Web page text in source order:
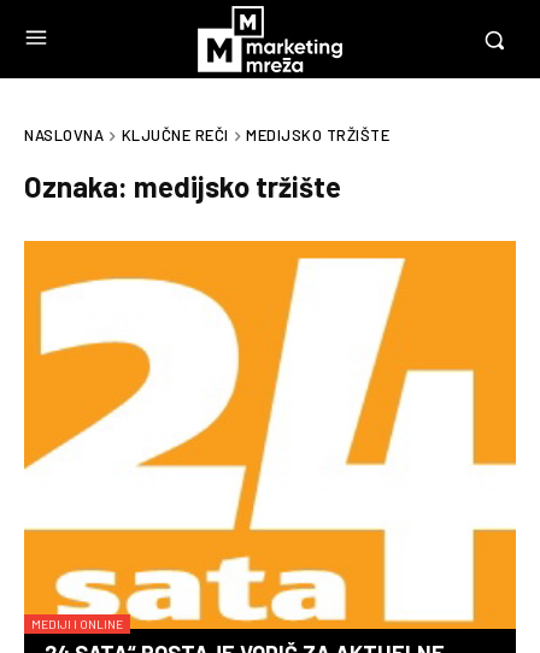
NASLOVNA KLJUČNE REČI MEDIJSKO TRŽIŠTE
Oznaka: medijsko tržište
MEDIJI I ONLINE